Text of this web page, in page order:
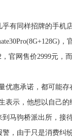
同样招牌的手机
，
官网售价2999元，
惠承诺，都可能存
表示，他想以自己
马驹桥派出所，接
，由于只是消费纠